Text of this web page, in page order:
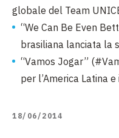
globale del Team
“We Can Be Even
brasiliana lanciata la
“Vamos Jogar”
per l’America Latina e
18/06/2014